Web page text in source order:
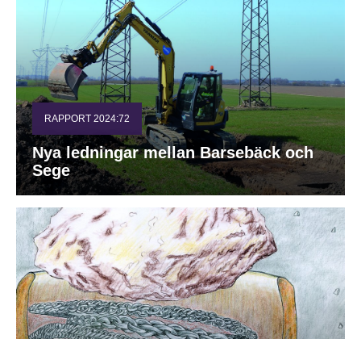
RAPPORT 2024:72
Nya ledningar mellan Barsebäck och
Sege